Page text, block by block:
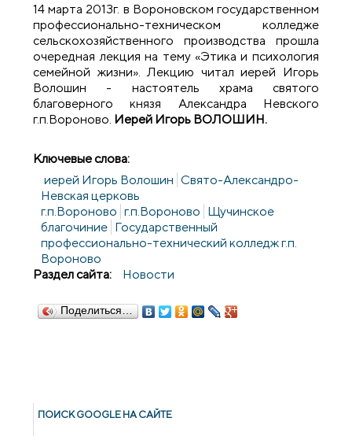
14 марта 2013г. в Вороновском государственном
профессионально-техническом колледже
сельскохозяйственного производства прошла
очередная лекция на тему «Этика и психология
семейной жизни». Лекцию читал иерей Игорь
Волошин - настоятель храма святого
благоверного князя Александра Невского
г.п.Вороново. Иерей Игорь ВОЛОШИН.
Ключевые слова:
иерей Игорь Волошин Свято-Александро-
Невская церковь
г.п.Вороново г.п.Вороново Щучинское
благочиние Государственный
профессионально-технический колледж г.п.
Вороново
Раздел сайта:
Новости
Поделиться…
ПОИСК GOОGLE НА САЙТЕ